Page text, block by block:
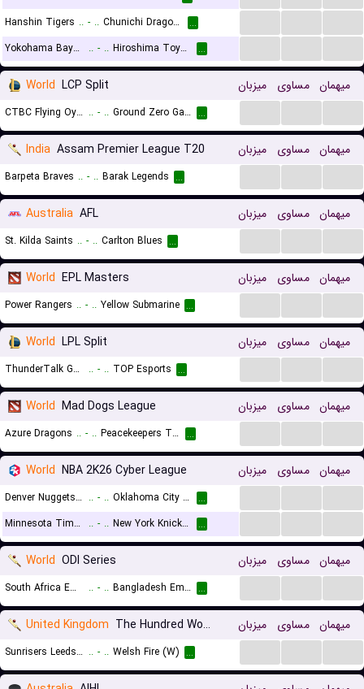
Hanshin Tigers .. - .. Chunichi Dragons ...
Yokohama BayStars
.. - .. Hiroshima Toyo Carp ...
World LCP Split میزبان مساوی میهمان
CTBC Flying Oyster .. - .. Ground Zero Gaming ...
India Assam Premier League T20 میزبان مساوی میهمان
Barpeta Braves .. - .. Barak Legends ...
Australia AFL میزبان مساوی میهمان
St. Kilda Saints .. - .. Carlton Blues ...
World EPL Masters میزبان مساوی میهمان
Power Rangers .. - .. Yellow Submarine ...
World LPL Split میزبان مساوی میهمان
ThunderTalk Gaming .. - .. TOP Esports ...
World Mad Dogs League میزبان مساوی میهمان
Azure Dragons .. - .. Peacekeepers Team ...
World NBA 2K26 Cyber League میزبان مساوی میهمان
Denver Nuggets (Cyber) .. - .. Oklahoma City Thunder (Cyber) ...
Minnesota Timberwolves (Cyber)
.. - .. New York Knicks (Cyber) ...
World ODI Series میزبان مساوی میهمان
South Africa Emerging .. - .. Bangladesh Emerging ...
United Kingdom The Hundred Women میزبان مساوی میهمان
Sunrisers Leeds (W) .. - .. Welsh Fire (W) ...